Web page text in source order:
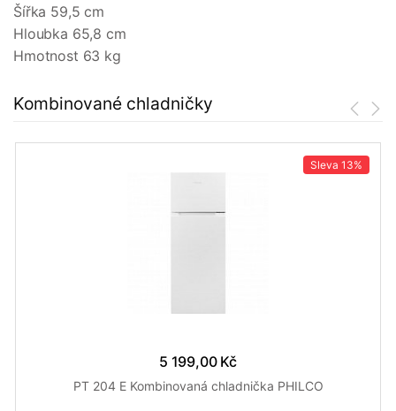
Šířka 59,5 cm
Hloubka 65,8 cm
Hmotnost 63 kg
Kombinované chladničky
Sleva 13%
5 199,00 Kč
PT 204 E Kombinovaná chladnička PHILCO